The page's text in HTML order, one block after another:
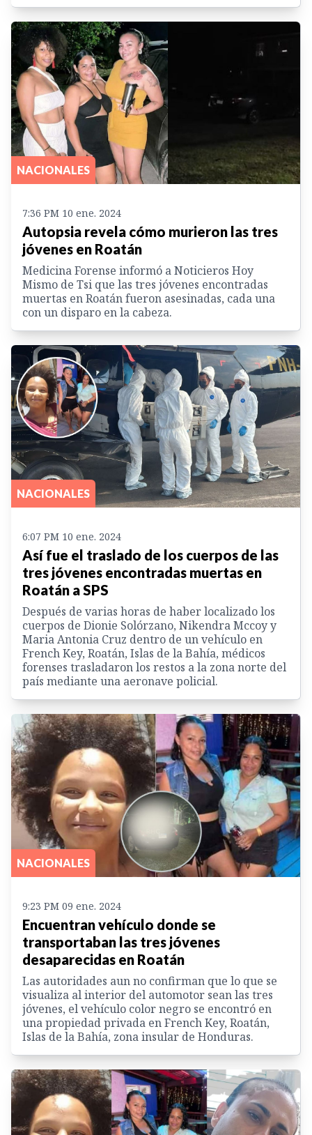
NACIONALES
7:36 PM 10 ene. 2024
Autopsia revela cómo murieron las tres
jóvenes en Roatán
Medicina Forense informó a Noticieros Hoy
Mismo de Tsi que las tres jóvenes encontradas
muertas en Roatán fueron asesinadas, cada una
con un disparo en la cabeza.
NACIONALES
6:07 PM 10 ene. 2024
Así fue el traslado de los cuerpos de las
tres jóvenes encontradas muertas en
Roatán a SPS
Después de varias horas de haber localizado los
cuerpos de Dionie Solórzano, Nikendra Mccoy y
Maria Antonia Cruz dentro de un vehículo en
French Key, Roatán, Islas de la Bahía, médicos
forenses trasladaron los restos a la zona norte del
país mediante una aeronave policial.
NACIONALES
9:23 PM 09 ene. 2024
Encuentran vehículo donde se
transportaban las tres jóvenes
desaparecidas en Roatán
Las autoridades aun no confirman que lo que se
visualiza al interior del automotor sean las tres
jóvenes, el vehículo color negro se encontró en
una propiedad privada en French Key, Roatán,
Islas de la Bahía, zona insular de Honduras.